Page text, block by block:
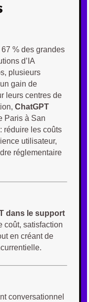
% des grandes
d’IA
plusieurs
gain de
leurs centres de
ChatGPT
Paris à San
réduire les coûts
utilisateur,
réglementaire
dans le support
coût, satisfaction
en créant de
conversationnel